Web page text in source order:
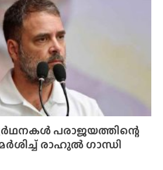
പരാജയത്തിന്റെ
രാഹുൽ ഗാന്ധി